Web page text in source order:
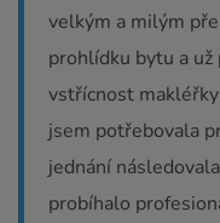
velkým a milým
prohlídku bytu a
vstřícnost
jsem potřebovala
jednání
probíhalo